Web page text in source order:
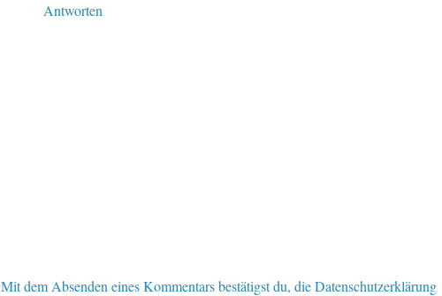
Antworten
Mit dem Absenden eines Kommentars bestätigst du, die Datenschutzerklärung